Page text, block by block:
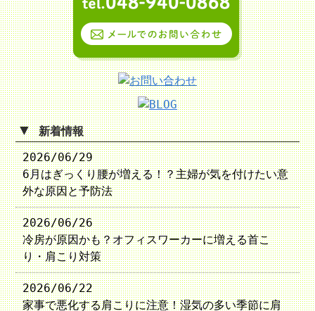
▼ 新着情報
2026/06/29
6月はぎっくり腰が増える！？主婦が気を付けたい意
外な原因と予防法
2026/06/26
冷房が原因かも？オフィスワーカーに増える首こ
り・肩こり対策
2026/06/22
家事で悪化する肩こりに注意！湿気の多い季節に肩